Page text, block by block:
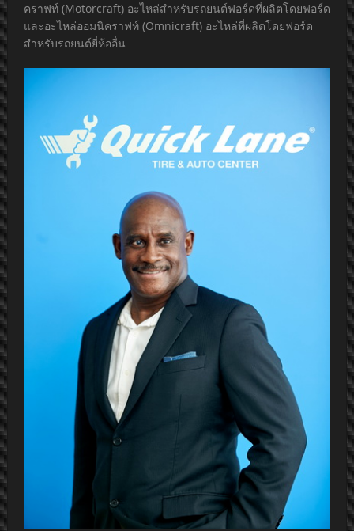
คราฟท์ (Motorcraft) อะไหล่สำหรับรถยนต์ฟอร์ดที่ผลิตโดยฟอร์ด
และอะไหล่ออมนิคราฟท์ (Omnicraft) อะไหล่ที่ผลิตโดยฟอร์ด
สำหรับรถยนต์ยี่ห้ออื่น